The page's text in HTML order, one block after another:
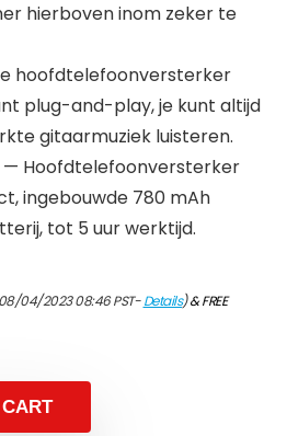
hierboven inom zeker te
hoofdtelefoonversterker
plug-and-play, je kunt altijd
gitaarmuziek luisteren.
— Hoofdtelefoonversterker
ingebouwde 780 mAh
tot 5 uur werktijd.
04/2023 08:46 PST-Details)&FREE